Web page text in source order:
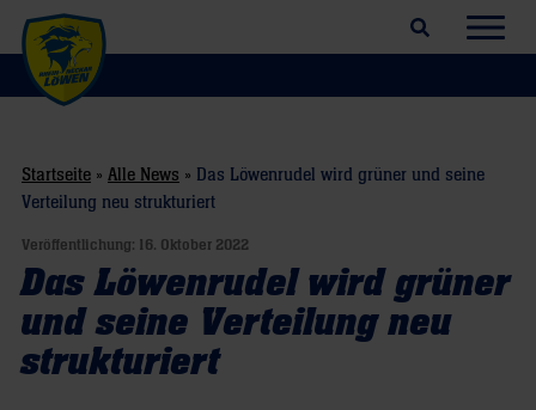
Suchfeld öffnen
Startseite » Alle News » Das Löwenrudel wird grüner und seine
Verteilung neu strukturiert
Veröffentlichung: 16. Oktober 2022
Das Löwenrudel wird grüner
und seine Verteilung neu
strukturiert